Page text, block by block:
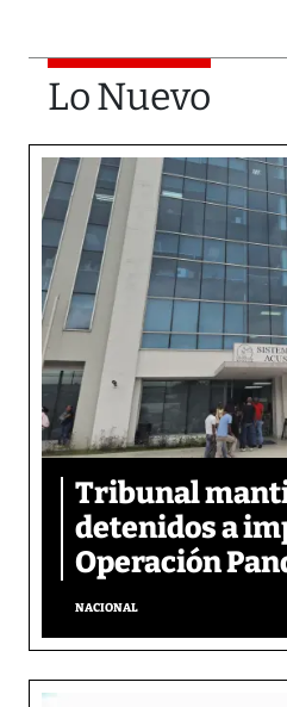
Lo Nuevo
Tribunal
detenidos a
Operación
NACIONAL